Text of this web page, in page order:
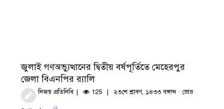
জুলাই গণঅভ্যুত্থানের দ্বিতীয় বর্ষপূর্তিতে মেহেরপুর
জেলা বিএনপির র‍্যালি
নিজস্ব প্রতিনিধি 125 ২৩শে শ্রাবণ, ১৪৩৩ বঙ্গাব্দ · ভোর